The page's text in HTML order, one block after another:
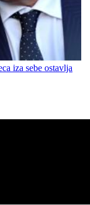
iza sebe ostavlja